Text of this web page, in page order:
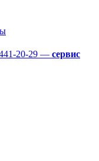
20-29 — сервис